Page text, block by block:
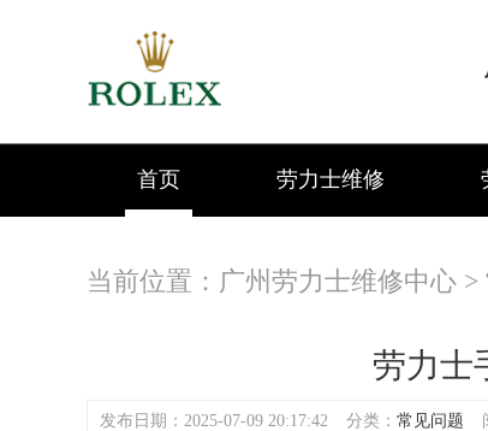
首页 劳力士维修
当前位置： 广州劳力士维修中心 >
劳力士
发布日期：2025-07-09 20:17:42 分类： 常见问题